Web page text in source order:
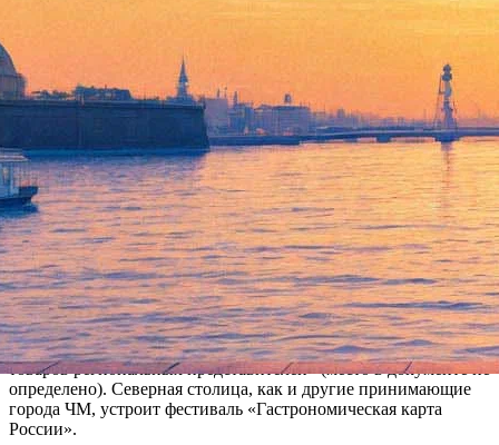
Чемпионат мира по футболу объявил культурную программу
во всех принимающих городах России. В Петербурге главным
событием должен стать фестиваль болельщиков FIFA на
Конюшенной площади, следует из документа,
опубликованного на сайте Минкульта. Любопытно, что
программу, не особенно привлекая внимание, обнародовали в
последних числах мая, хотя подписана была ещё в конце
апреля вице-премьером Аркадием Дворковичем.
Фестиваль пройдёт с 14 июня по 15 июля и должен стать
«лучшим – после стадиона – местом», где можно посмотреть
матчи чемпионата. Для гостей также подготовят тематические
культурные программы на Московской площади, в
Приморском парке Победы и Гостином дворе, «ярмарку
товаров региональных представителей» (место в документе не
определено). Северная столица, как и другие принимающие
города ЧМ, устроит фестиваль «Гастрономическая карта
России».